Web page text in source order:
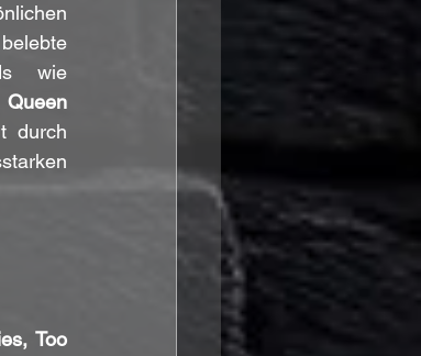
Queen
durch
Too